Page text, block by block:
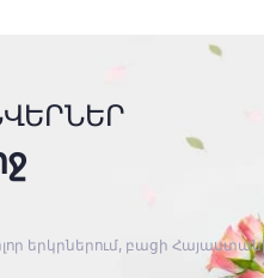
երկրներում, բացի